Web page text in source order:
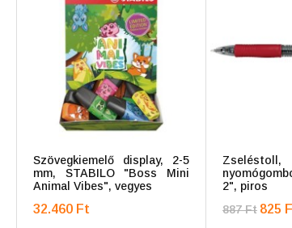
Szövegkiemelő display, 2-5
mm, STABILO "Boss Mini
Animal Vibes", vegyes
32.460 Ft
2", piros
887 Ft 825